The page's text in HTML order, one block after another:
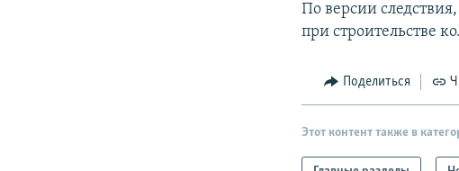
По версии
при строительстве
Поделиться
Этот контент также в